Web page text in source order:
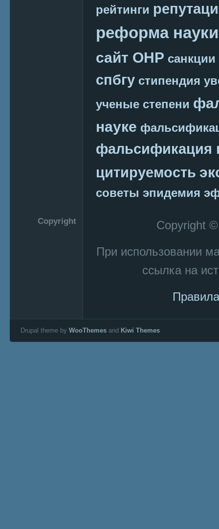
рейтинги
реформа науки
сайт ОНР санкции
спбгу стипендия
ученые степени
науке
фальсификация
цитируемость
советы эпидемия
Copyright
Copyright
При использовании
ссылка на
Drupal theme by WooThemes and Kiwi Themes